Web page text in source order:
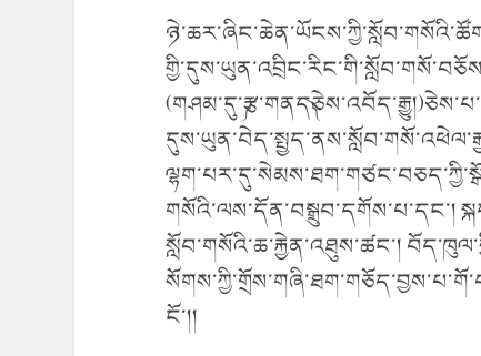
གསོའི་ལས་དོན་བསྒྲུབ་དགོས་པ་དང་།
སློབ་གསོའི་ཆ་རྐྱེན་འཐུས་ཚང་།
ངོ་།།